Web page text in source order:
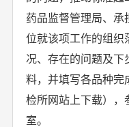
药品监督管理局、承
位就该项工作的组织
况、存在的问题及下
料，并填写各品种完
检所网站上下载），
室。